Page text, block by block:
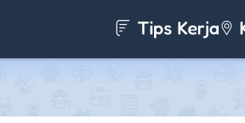
Tips Kerja